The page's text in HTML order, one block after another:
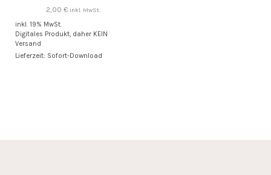
2,00 € inkl. MwSt.
inkl. 19% MwSt.
Digitales Produkt, daher KEIN
Versand
Lieferzeit: Sofort-Download